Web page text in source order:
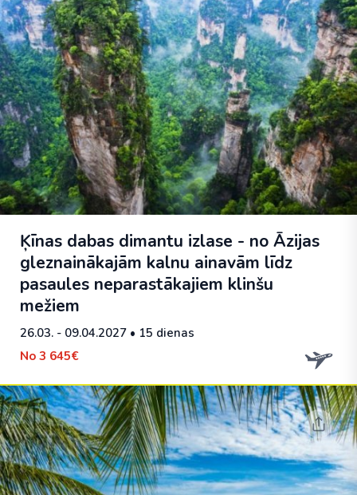
Ķīnas dabas dimantu izlase - no Āzijas
gleznainākajām kalnu ainavām līdz
pasaules neparastākajiem klinšu
mežiem
26.03. - 09.04.2027 • 15 dienas
No 3 645€